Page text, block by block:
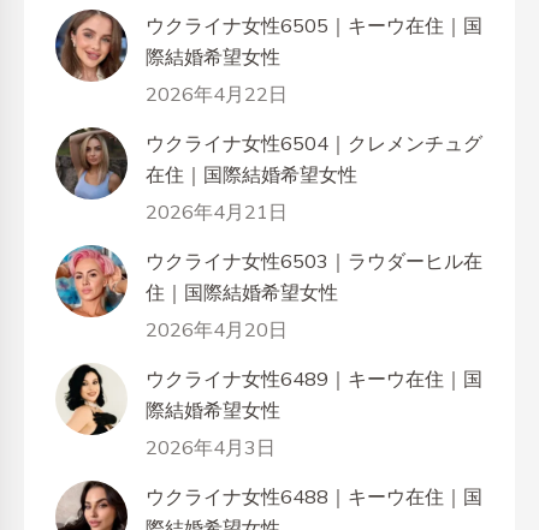
ウクライナ女性6505｜キーウ在住｜国
際結婚希望女性
2026年4月22日
ウクライナ女性6504｜クレメンチュグ
在住｜国際結婚希望女性
2026年4月21日
ウクライナ女性6503｜ラウダーヒル在
住｜国際結婚希望女性
2026年4月20日
ウクライナ女性6489｜キーウ在住｜国
際結婚希望女性
2026年4月3日
ウクライナ女性6488｜キーウ在住｜国